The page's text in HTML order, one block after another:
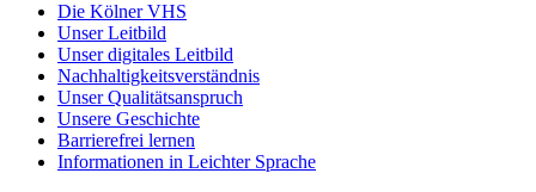
Die Kölner VHS
Unser Leitbild
Unser digitales Leitbild
Nachhaltigkeitsverständnis
Unser Qualitätsanspruch
Unsere Geschichte
Barrierefrei lernen
Informationen in Leichter Sprache